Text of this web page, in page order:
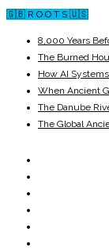
🇬🇧 R O O T S 🇺🇸
8,000 Years
The Burned
How AI
When Ancient
The Danube
The Global